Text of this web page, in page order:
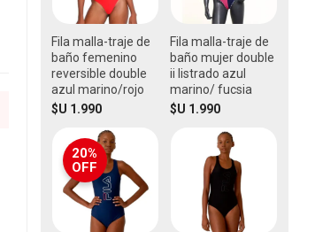
Fila malla-traje de
baño femenino
reversible double
azul marino/rojo
$U 1.990
Fila malla-traje de
baño mujer double
ii listrado azul
marino/ fucsia
$U 1.990
20%
OFF